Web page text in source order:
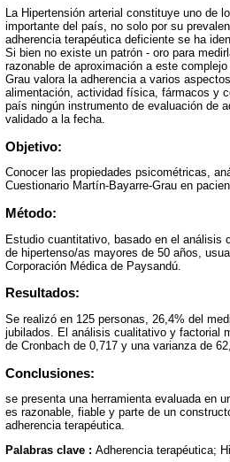
La Hipertensión arterial constituye uno de
importante del país, no solo por su
adherencia terapéutica deficiente se ha
Si bien no existe un patrón - oro para
razonable de aproximación a este
Grau valora la adherencia a varios
alimentación, actividad física, fármacos y
país ningún instrumento de evaluación de
validado a la fecha.
Objetivo:
Conocer las propiedades psicométricas,
Cuestionario Martín-Bayarre-Grau en
Método:
Estudio cuantitativo, basado en el análisis
de hipertenso/as mayores de 50 años,
Corporación Médica de Paysandú.
Resultados:
Se realizó en 125 personas, 26,4% del
jubilados. El análisis cualitativo y factorial
de Cronbach de 0,717 y una varianza de
Conclusiones:
se presenta una herramienta evaluada en
es razonable, fiable y parte de un
adherencia terapéutica.
Palabras clave : Adherencia terapéutica;